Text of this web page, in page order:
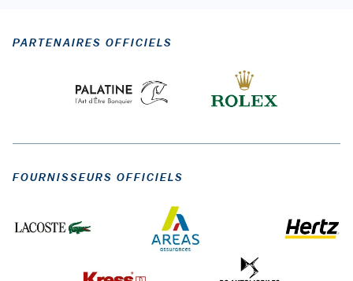
PARTENAIRES OFFICIELS
FOURNISSEURS OFFICIELS